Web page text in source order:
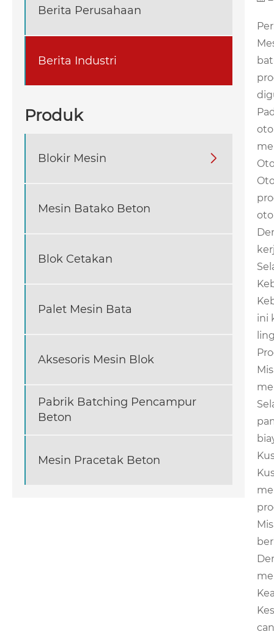
Berita Perusahaan
Berita Industri
Produk
Blokir Mesin 
Mesin Batako Beton
Blok Cetakan
Palet Mesin Bata
Aksesoris Mesin Blok
Pabrik Batching Pencampur
Beton
Mesin Pracetak Beton
ini